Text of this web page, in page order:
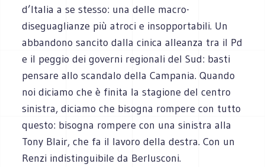
d’Italia a se stesso: una delle macro-
diseguaglianze più atroci e insopportabili. Un
abbandono sancito dalla cinica alleanza tra il Pd
e il peggio dei governi regionali del Sud: basti
pensare allo scandalo della Campania. Quando
noi diciamo che è finita la stagione del centro
sinistra, diciamo che bisogna rompere con tutto
questo: bisogna rompere con una sinistra alla
Tony Blair, che fa il lavoro della destra. Con un
Renzi indistinguibile da Berlusconi.